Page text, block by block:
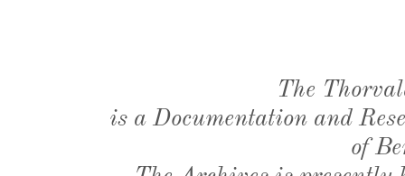
The
is a Documentation and
of